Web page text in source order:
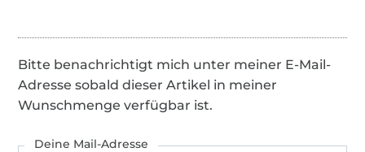
Bitte benachrichtigt mich unter meiner E-Mail-
Adresse sobald dieser Artikel in meiner
Wunschmenge verfügbar ist.
Deine Mail-Adresse